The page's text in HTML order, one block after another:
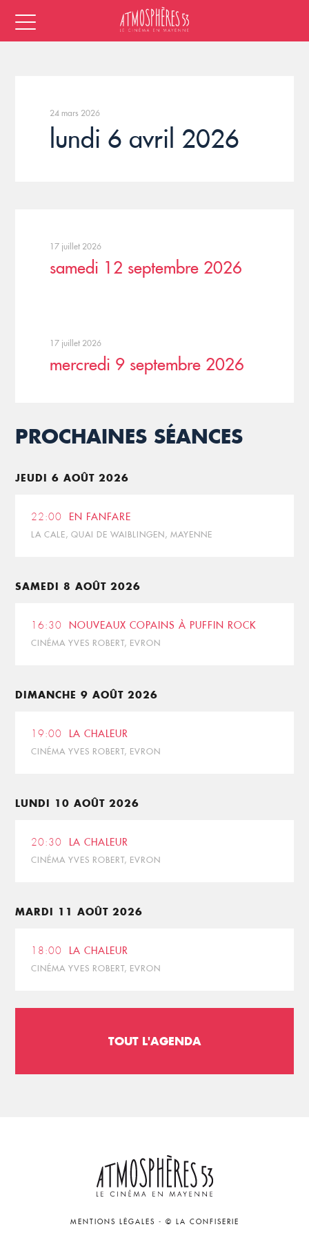
24 mars 2026
lundi 6 avril 2026
17 juillet 2026
samedi 12 septembre 2026
17 juillet 2026
mercredi 9 septembre 2026
PROCHAINES SÉANCES
JEUDI 6 AOÛT 2026
22:00 EN FANFARE
LA CALE, QUAI DE WAIBLINGEN, MAYENNE
SAMEDI 8 AOÛT 2026
16:30 NOUVEAUX COPAINS À PUFFIN ROCK
CINÉMA YVES ROBERT, EVRON
DIMANCHE 9 AOÛT 2026
19:00 LA CHALEUR
CINÉMA YVES ROBERT, EVRON
LUNDI 10 AOÛT 2026
20:30 LA CHALEUR
CINÉMA YVES ROBERT, EVRON
MARDI 11 AOÛT 2026
18:00 LA CHALEUR
CINÉMA YVES ROBERT, EVRON
TOUT L'AGENDA
MENTIONS LÉGALES - © LA CONFISERIE